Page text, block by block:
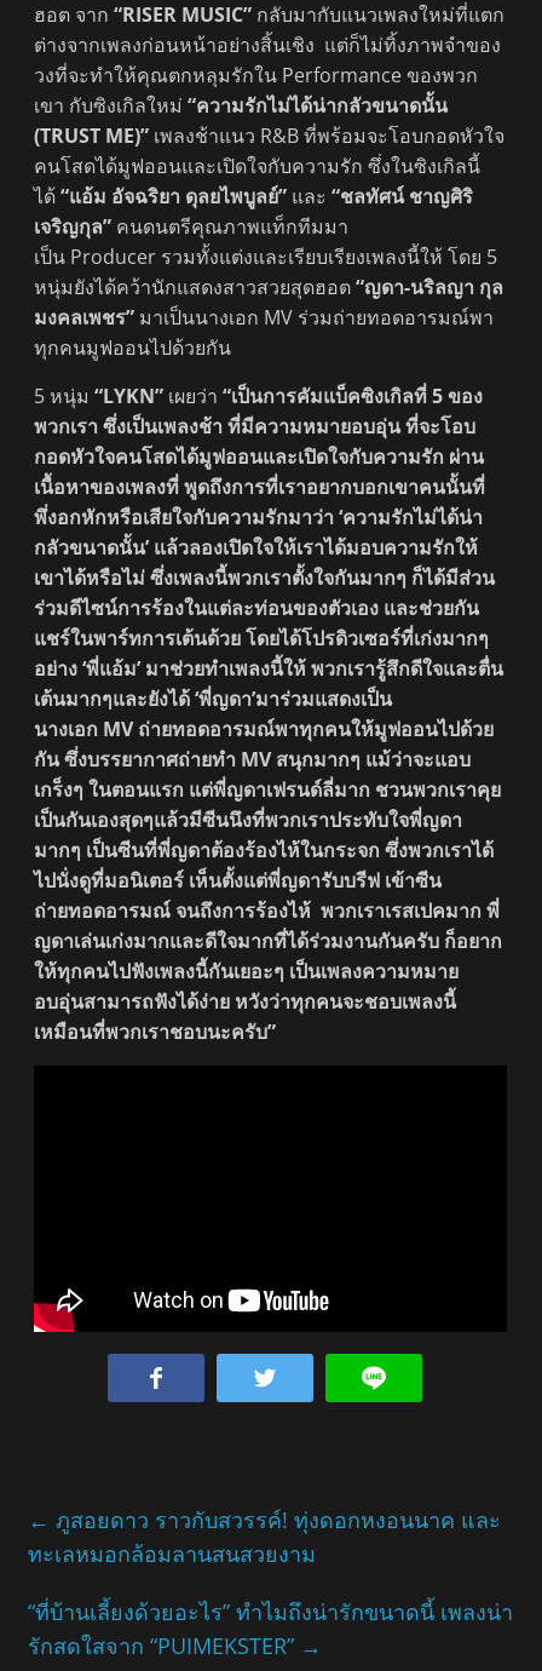
ฮอต จาก“RISER MUSIC” กลับมากับแนวเพลงใหม่ที่แตก
ต่างจากเพลงก่อนหน้าอย่างสิ้นเชิง แต่ก็ไม่ทิ้งภาพจำของ
วงที่จะทำให้คุณตกหลุมรักใน Performance ของพวก
เขา กับซิงเกิลใหม่“ความรักไม่ได้น่ากลัวขนาดนั้น
(TRUST ME)” เพลงช้าแนว R&B ที่พร้อมจะโอบกอดหัวใจ
คนโสดได้มูฟออนและเปิดใจกับความรัก ซึ่งในซิงเกิลนี้
ได้“แอ้ม อัจฉริยา ดุลยไพบูลย์” และ “ชลทัศน์ ชาญศิริ
เจริญกุล” คนดนตรีคุณภาพแท็กทีมมา
เป็น Producer รวมทั้งแต่งและเรียบเรียงเพลงนี้ให้ โดย 5
หนุ่มยังได้คว้านักแสดงสาวสวยสุดฮอต“ญดา-นริลญา กุล
มงคลเพชร” มาเป็นนางเอก MV ร่วมถ่ายทอดอารมณ์พา
ทุกคนมูฟออนไปด้วยกัน
5 หนุ่ม“LYKN” เผยว่า“เป็นการคัมแบ็คซิงเกิลที่ 5 ของ
พวกเรา ซึ่งเป็นเพลงช้า ที่มีความหมายอบอุ่น ที่จะโอบ
กอดหัวใจคนโสดได้มูฟออนและเปิดใจกับความรัก ผ่าน
เนื้อหาของเพลงที่ พูดถึงการที่เราอยากบอกเขาคนนั้นที่
พึ่งอกหักหรือเสียใจกับความรักมาว่า ‘ความรักไม่ได้น่า
กลัวขนาดนั้น’ แล้วลองเปิดใจให้เราได้มอบความรักให้
เขาได้หรือไม่ ซึ่งเพลงนี้พวกเราตั้งใจกันมากๆ ก็ได้มีส่วน
ร่วมดีไซน์การร้องในแต่ละท่อนของตัวเอง และช่วยกัน
แชร์ในพาร์ทการเต้นด้วย โดยได้โปรดิวเซอร์ที่เก่งมากๆ
อย่าง ‘พี่แอ้ม’ มาช่วยทำเพลงนี้ให้ พวกเรารู้สึกดีใจและตื่น
เต้นมากๆและยังได้ ‘พี่ญดา’มาร่วมแสดงเป็น
นางเอก MV ถ่ายทอดอารมณ์พาทุกคนให้มูฟออนไปด้วย
กัน ซึ่งบรรยากาศถ่ายทำ MV สนุกมากๆ แม้ว่าจะแอบ
เกร็งๆ ในตอนแรก แต่พี่ญดาเฟรนด์ลี่มาก ชวนพวกเราคุย
เป็นกันเองสุดๆแล้วมีซีนนึงที่พวกเราประทับใจพี่ญดา
มากๆ เป็นซีนที่พี่ญดาต้องร้องไห้ในกระจก ซึ่งพวกเราได้
ไปนั่งดูที่มอนิเตอร์ เห็นตั้งแต่พี่ญดารับบรีฟ เข้าซีน
ถ่ายทอดอารมณ์ จนถึงการร้องไห้ พวกเราเรสเปคมาก พี่
ญดาเล่นเก่งมากและดีใจมากที่ได้ร่วมงานกันครับ ก็อยาก
ให้ทุกคนไปฟังเพลงนี้กันเยอะๆ เป็นเพลงความหมาย
อบอุ่นสามารถฟังได้ง่าย หวังว่าทุกคนจะชอบเพลงนี้
เหมือนที่พวกเราชอบนะครับ”
← ภูสอยดาว ราวกับสวรรค์! ทุ่งดอกหงอนนาค และ
ทะเลหมอกล้อมลานสนสวยงาม
“ที่บ้านเลี้ยงด้วยอะไร” ทำไมถึงน่ารักขนาดนี้ เพลงน่า
รักสดใสจาก “PUIMEKSTER” →